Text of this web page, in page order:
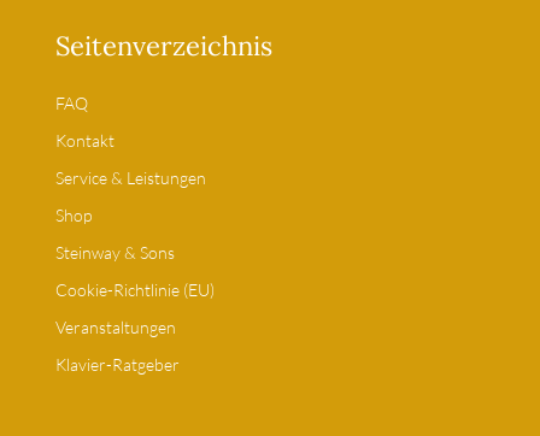
Seitenverzeichnis
FAQ
Kontakt
Service & Leistungen
Shop
Steinway & Sons
Cookie-Richtlinie (EU)
Veranstaltungen
Klavier-Ratgeber